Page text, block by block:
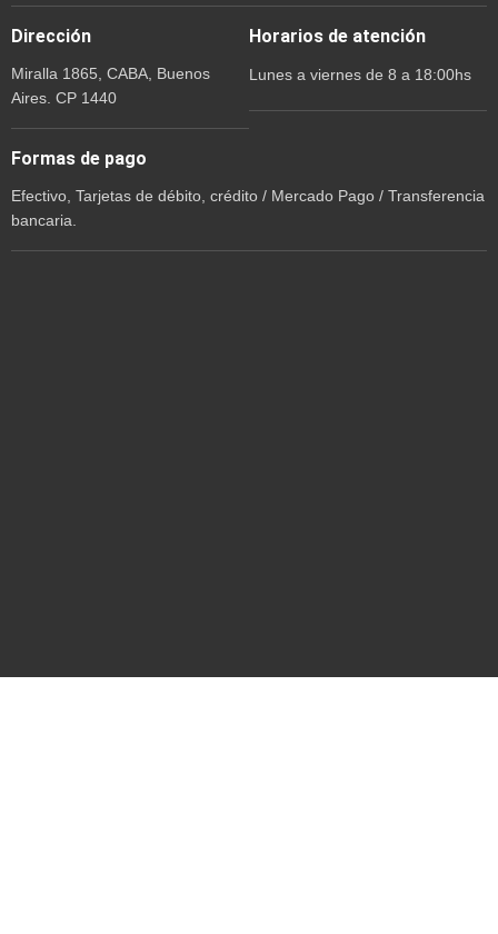
Dirección
Miralla 1865, CABA, Buenos
Aires. CP 1440
Horarios de atención
Lunes a viernes de 8 a 18:00hs
Formas de pago
Efectivo, Tarjetas de débito, crédito / Mercado Pago / Transferencia
bancaria.